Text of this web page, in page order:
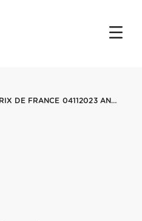
GRAND PRIX DE FRANCE 04112023 ANGERS